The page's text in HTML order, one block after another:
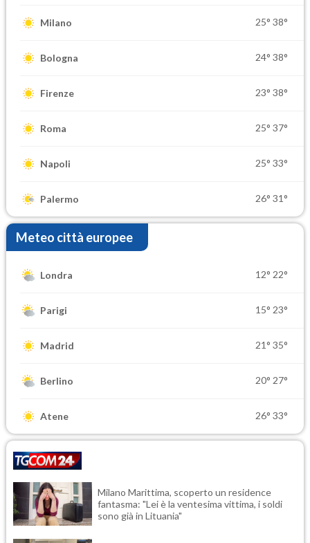
Milano 25° 38°
Bologna 24° 38°
Firenze 23° 38°
Roma 25° 37°
Napoli 25° 33°
Palermo 26° 31°
Meteo città europee
Londra 12° 22°
Parigi 15° 23°
Madrid 21° 35°
Berlino 20° 27°
Atene 26° 33°
Milano Marittima, scoperto un residence
fantasma: "Lei è la ventesima vittima, i soldi
sono già in Lituania"